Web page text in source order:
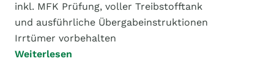
inkl. MFK Prüfung, voller Treibstofftank
und ausführliche Übergabeinstruktionen
Irrtümer vorbehalten
Weiterlesen